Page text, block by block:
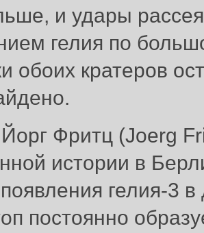
и удары
гелия по
обоих кратеров
Фритц (Joerg
истории в
появления гелия-3
постоянно